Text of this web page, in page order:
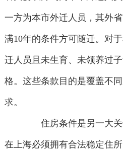
一方为本市外迁人员，其外
满10年的条件方可随迁。对
迁人员且未生育、未领养过
格。这些条款目的是覆盖不
求。
住房条件是另一大关
在上海必须拥有合法稳定住